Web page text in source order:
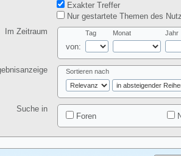
Exakter Treffer
Nur gestartete Themen des
Im Zeitraum
von:
Tag Monat Jahr
Sortieren nach
Suche in
Foren